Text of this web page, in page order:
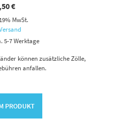
€
MwSt.
5-7 Werktage
können zusätzliche Zölle,
anfallen.
PRODUKT